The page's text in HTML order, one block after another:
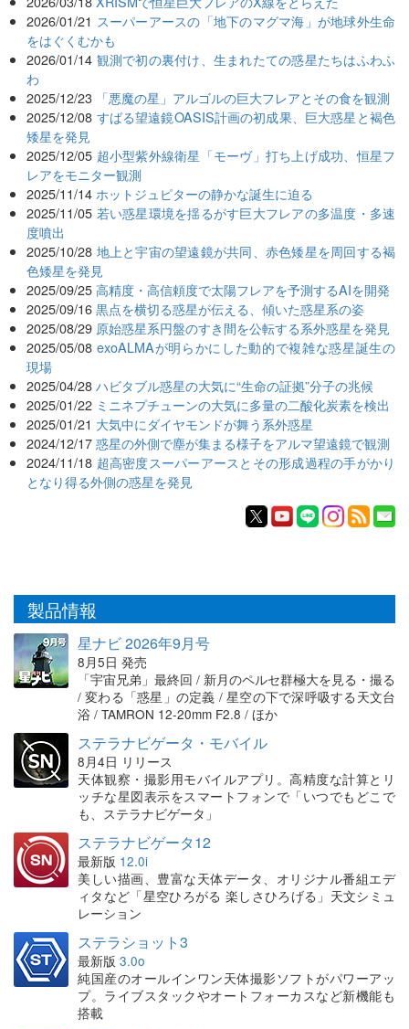
2026/01/21 スーパーアースの「地下のマグマ海」が地球外生命
をはぐくむかも
2026/01/14 観測で初の裏付け、生まれたての惑星たちはふわふ
わ
2025/12/23 「悪魔の星」アルゴルの巨大フレアとその食を観測
2025/12/08 すばる望遠鏡OASIS計画の初成果、巨大惑星と褐色
矮星を発見
2025/12/05 超小型紫外線衛星「モーヴ」打ち上げ成功、恒星フ
レアをモニター観測
2025/11/14 ホットジュピターの静かな誕生に迫る
2025/11/05 若い惑星環境を揺るがす巨大フレアの多温度・多速
度噴出
2025/10/28 地上と宇宙の望遠鏡が共同、赤色矮星を周回する褐
色矮星を発見
2025/09/25 高精度・高信頼度で太陽フレアを予測するAIを開発
2025/09/16 黒点を横切る惑星が伝える、傾いた惑星系の姿
2025/08/29 原始惑星系円盤のすき間を公転する系外惑星を発見
2025/05/08 exoALMAが明らかにした動的で複雑な惑星誕生の
現場
2025/04/28 ハビタブル惑星の大気に“生命の証拠”分子の兆候
2025/01/22 ミニネプチューンの大気に多量の二酸化炭素を検出
2025/01/21 大気中にダイヤモンドが舞う系外惑星
2024/12/17 惑星の外側で塵が集まる様子をアルマ望遠鏡で観測
2024/11/18 超高密度スーパーアースとその形成過程の手がかり
となり得る外側の惑星を発見
製品情報
星ナビ 2026年9月号
8月5日 発売
「宇宙兄弟」最終回 / 新月のペルセ群極大を見る・撮る
/ 変わる「惑星」の定義 / 星空の下で深呼吸する天文台
浴 / TAMRON 12-20mm F2.8 / ほか
ステラナビゲータ・モバイル
8月4日 リリース
天体観察・撮影用モバイルアプリ。高精度な計算とリ
ッチな星図表示をスマートフォンで「いつでもどこで
も、ステラナビゲータ」
ステラナビゲータ12
最新版 12.0i
美しい描画、豊富な天体データ、オリジナル番組エデ
ィタなど「星空ひろがる 楽しさひろげる」天文シミュ
レーション
ステラショット3
最新版 3.0o
純国産のオールインワン天体撮影ソフトがパワーアッ
プ。ライブスタックやオートフォーカスなど新機能も
搭載